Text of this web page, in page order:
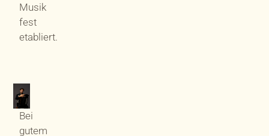
Musik
fest
etabliert.
Bei
gutem